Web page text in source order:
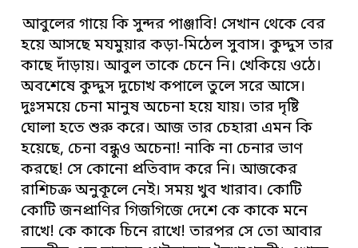
আবুলের গায়ে কি সুন্দর পাঞ্জাবি! সেখান থেকে বের
হয়ে আসছে মযমুয়ার কড়া-মিঠেল সুবাস। কুদ্দুস তার
কাছে দাঁড়ায়। আবুল তাকে চেনে নি। খেকিয়ে ওঠে।
অবশেষে কুদ্দুস দুচোখ কপালে তুলে সরে আসে।
দুঃসময়ে চেনা মানুষ অচেনা হয়ে যায়। তার দৃষ্টি
ঘোলা হতে শুরু করে। আজ তার চেহারা এমন কি
হয়েছে, চেনা বন্ধুও অচেনা! নাকি না চেনার ভাণ
করছে! সে কোনো প্রতিবাদ করে নি। আজকের
রাশিচক্র অনুকূলে নেই। সময় খুব খারাব। কোটি
কোটি জনপ্রাণির গিজগিজে দেশে কে কাকে মনে
রাখে! কে কাকে চিনে রাখে! তারপর সে তো আবার